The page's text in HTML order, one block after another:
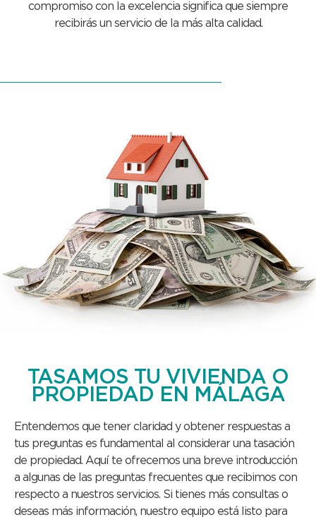
compromiso con la excelencia significa que siempre
recibirás un servicio de la más alta calidad.
TASAMOS TU VIVIENDA O
PROPIEDAD EN MÁLAGA
Entendemos que tener claridad y obtener respuestas a
tus preguntas es fundamental al considerar una tasación
de propiedad. Aquí te ofrecemos una breve introducción
a algunas de las preguntas frecuentes que recibimos con
respecto a nuestros servicios. Si tienes más consultas o
deseas más información, nuestro equipo está listo para